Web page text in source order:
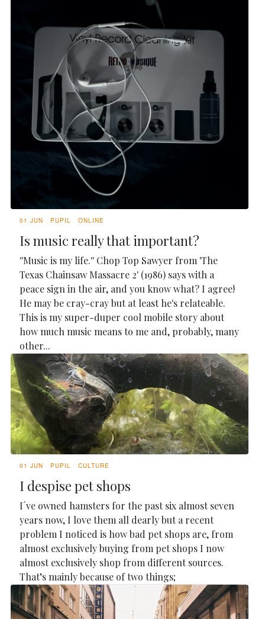
01 JUN PUPIL ONLINE
Is music really that important?
''Music is my life.'' Chop Top Sawyer from 'The
Texas Chainsaw Massacre 2' (1986) says with a
peace sign in the air, and you know what? I agree!
He may be cray-cray but at least he's relateable.
This is my super-duper cool mobile story about
how much music means to me and, probably, many
other...
01 JUN PUPIL CULTURE
I despise pet shops
I´ve owned hamsters for the past six almost seven
years now, I love them all dearly but a recent
problem I noticed is how bad pet shops are, from
almost exclusively buying from pet shops I now
almost exclusively shop from different sources.
That’s mainly because of two things;